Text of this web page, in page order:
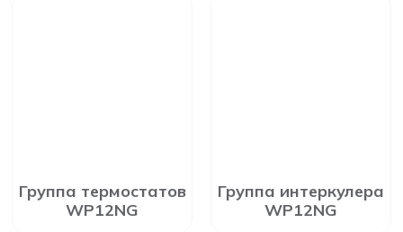
Группа термостатов
WP12NG
Группа интеркулера
WP12NG